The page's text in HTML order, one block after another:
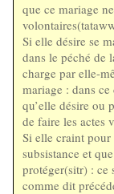
que ce mariage
Si elle désire se
dans le péché de
charge par elle-
mariage : dans
qu’elle désire ou
de faire les actes
Si elle craint pour
subsistance et
protéger(sitr) : ce
comme dit